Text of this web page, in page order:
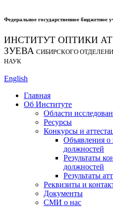
Федеральное государственное бюджетное
ИНСТИТУТ ОПТИКИ
ЗУЕВА СИБИРСКОГО
НАУК
English
Главная
Об Институте
Области
Ресурсы
Конкурсы и
Объявления о
должностей
Результаты
должностей
Результаты
Реквизиты и
Документы
СМИ о нас